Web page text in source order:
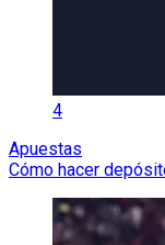
4
Apuestas
Cómo hacer